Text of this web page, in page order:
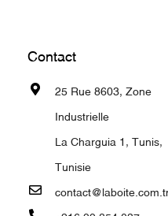
Contact
25 Rue 8603, Zone
Industrielle
La Charguia 1, Tunis,
Tunisie